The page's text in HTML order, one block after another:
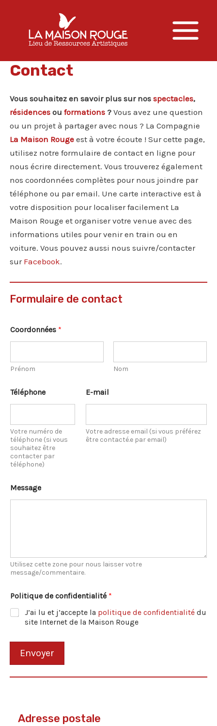
Main
Menu
Contact
Vous souhaitez en savoir plus sur nos spectacles,
résidences ou formations ? Vous avez une question
ou un projet à partager avec nous ? La Compagnie
La Maison Rouge est à votre écoute ! Sur cette page,
utilisez notre formulaire de contact en ligne pour
nous écrire directement. Vous trouverez également
nos coordonnées complètes pour nous joindre par
téléphone ou par email. Une carte interactive est à
votre disposition pour localiser facilement La
Maison Rouge et organiser votre venue avec des
informations utiles pour venir en train ou en
voiture. Vous pouvez aussi nous suivre/contacter
sur Facebook.
Formulaire de contact
é
l
h
e
d
M
e
s
s
a
g
Coordonnées *
Prénom Nom
Téléphone
Votre numéro de
téléphone (si vous
souhaitez être
contacter par
téléphone)
E-mail
Votre adresse email (si vous préférez
être contacté.e par email)
Message
Utilisez cette zone pour nous laisser votre
message/commentaire.
Politique de confidentialité *
J’ai lu et j’accepte la politique de confidentialité du
site Internet de la Maison Rouge
Envoyer
Adresse postale